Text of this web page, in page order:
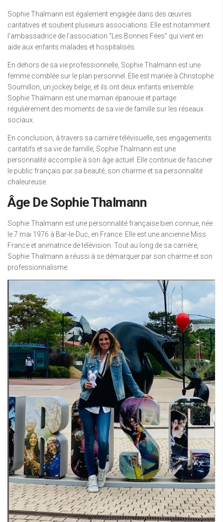
Sophie Thalmann est également engagée dans des œuvres
caritatives et soutient plusieurs associations. Elle est notamment
l’ambassadrice de l’association “Les Bonnes Fées” qui vient en
aide aux enfants malades et hospitalisés.
En dehors de sa vie professionnelle, Sophie Thalmann est une
femme comblée sur le plan personnel. Elle est mariée à Christophe
Soumillon, un jockey belge, et ils ont deux enfants ensemble.
Sophie Thalmann est une maman épanouie et partage
régulièrement des moments de sa vie de famille sur les réseaux
sociaux.
En conclusion, à travers sa carrière télévisuelle, ses engagements
caritatifs et sa vie de famille, Sophie Thalmann est une
personnalité accomplie à son âge actuel. Elle continue de fasciner
le public français par sa beauté, son charme et sa personnalité
chaleureuse.
Âge De Sophie Thalmann
Sophie Thalmann est une personnalité française bien connue, née
le 7 mai 1976 à Bar-le-Duc, en France. Elle est une ancienne Miss
France et animatrice de télévision. Tout au long de sa carrière,
Sophie Thalmann a réussi à se démarquer par son charme et son
professionnalisme.